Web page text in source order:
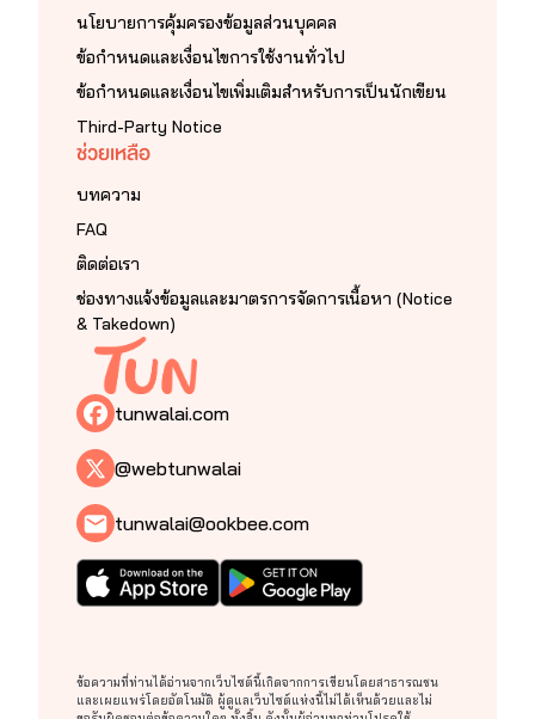
นโยบายการคุ้มครองข้อมูลส่วนบุคคล
ข้อกำหนดและเงื่อนไขการใช้งานทั่วไป
ข้อกำหนดและเงื่อนไขเพิ่มเติมสำหรับการเป็นนักเขียน
Third-Party Notice
ช่วยเหลือ
บทความ
FAQ
ติดต่อเรา
ช่องทางแจ้งข้อมูลและมาตรการจัดการเนื้อหา (Notice
& Takedown)
tunwalai.com
@webtunwalai
tunwalai@ookbee.com
ข้อความที่ท่านได้อ่านจากเว็บไซต์นี้เกิดจากการเขียนโดยสาธารณชน
และเผยแพร่โดยอัตโนมัติ ผู้ดูแลเว็บไซต์แห่งนี้ไม่ได้เห็นด้วยและไม่